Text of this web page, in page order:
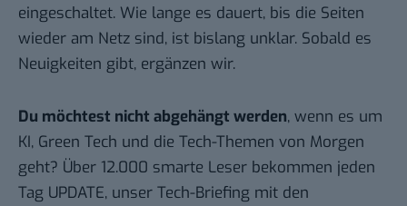
eingeschaltet. Wie lange es dauert, bis die Seiten
wieder am Netz sind, ist bislang unklar. Sobald es
Neuigkeiten gibt, ergänzen wir.
Du möchtest nicht abgehängt werden, wenn es um
KI, Green Tech und die Tech-Themen von Morgen
geht? Über 12.000 smarte Leser bekommen jeden
Tag UPDATE, unser Tech-Briefing mit den